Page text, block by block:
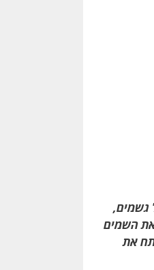
גשמים,
השמים
את